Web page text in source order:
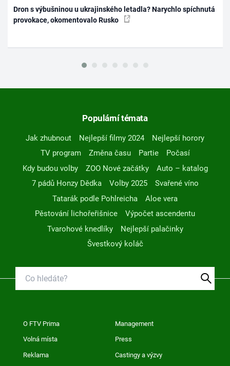
Dron s výbušninou u ukrajinského letadla? Narychlo spíchnutá
provokace, okomentovalo Rusko
Populární témata
Jak zhubnout Nejlepší filmy 2024
Nejlepší horory
TV program
Změna času Partie
Počasí
Kdy budou volby
ZOO Nové začátky
Auto – katalog
7 pádů Honzy Dědka
Volby 2025
Svařené víno
Tatarák podle Pohlreicha
Aloe vera
Pěstování lichořeřišnice
Výpočet ascendentu
Tvarohové knedlíky
Nejlepší palačinky
Švestkový koláč
O FTV Prima Management
Volná místa Press
Reklama Castingy a výzvy